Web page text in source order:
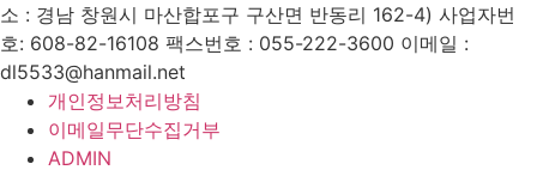
소 : 경남 창원시 마산합포구 구산면 반동리 162-4) 사업자번
호: 608-82-16108 팩스번호 : 055-222-3600 이메일 :
dl5533@hanmail.net
개인정보처리방침
이메일무단수집거부
ADMIN